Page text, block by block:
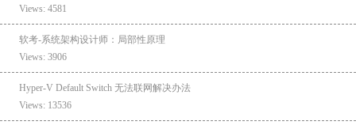
Views: 4581
软考-系统架构设计师：局部性原理
Views: 3906
Hyper-V Default Switch 无法联网解决办法
Views: 13536